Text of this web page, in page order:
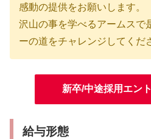
感動の提供をお願いします。
沢山の事を学べるアームスで
ーの道をチャレンジしてくだ
新卒/中途採用エン
給与形態